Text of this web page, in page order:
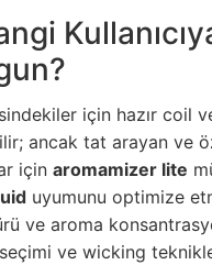
için hazır coil
ancak tat arayan ve
için aromamizer lite
uyumunu optimize
ve aroma
seçimi ve wicking